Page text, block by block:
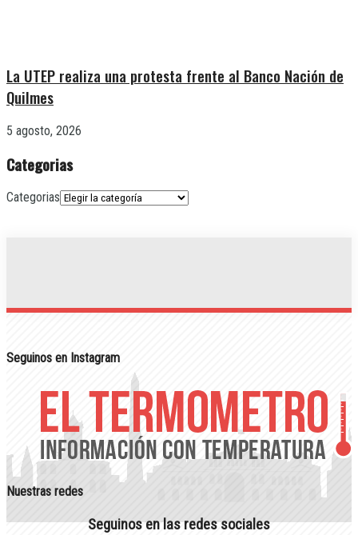
La UTEP realiza una protesta frente al Banco Nación de
Quilmes
5 agosto, 2026
Categorias
Categorias
Seguinos en Instagram
Nuestras redes
Seguinos en las redes sociales